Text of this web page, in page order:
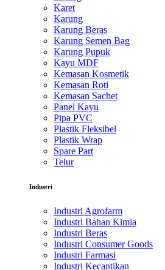
Karet
Karung
Karung Beras
Karung Semen Bag
Karung Pupuk
Kayu MDF
Kemasan Kosmetik
Kemasan Roti
Kemasan Sachet
Panel Kayu
Pipa PVC
Plastik Fleksibel
Plastik Wrap
Spare Part
Telur
Industri
Industri Agrofarm
Industri Bahan Kimia
Industri Beras
Industri Consumer Goods
Industri Farmasi
Industri Kecantikan